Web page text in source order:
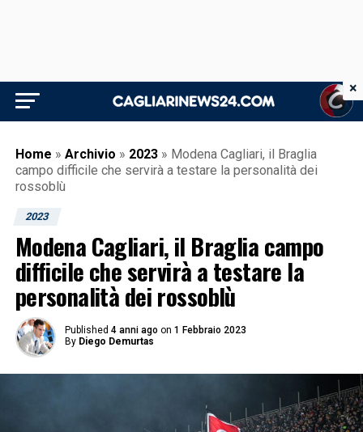
Home » Archivio » 2023 » Modena Cagliari, il Braglia
campo difficile che servirà a testare la personalità dei
rossoblù
2023
Modena Cagliari, il Braglia campo
difficile che servirà a testare la
personalità dei rossoblù
Published 4 anni ago on 1 Febbraio 2023
By Diego Demurtas
×